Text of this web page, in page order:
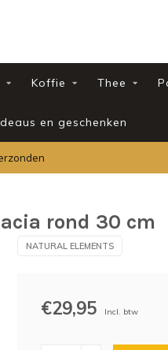
Koffie Thee
en geschenken
rond 30 cm
NATURAL ELEMENTS
€29,95 Incl. btw